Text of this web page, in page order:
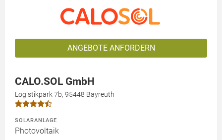
ANGEBOTE ANFORDERN
CALO.SOL GmbH
Logistikpark 7b, 95448 Bayreuth
SOLARANLAGE
Photovoltaik